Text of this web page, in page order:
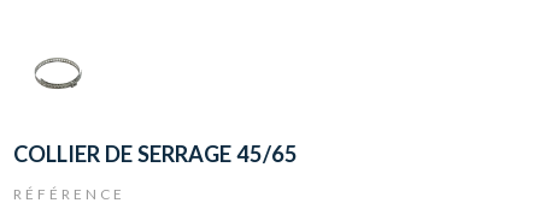
COLLIER DE SERRAGE 45/65
RÉFÉRENCE